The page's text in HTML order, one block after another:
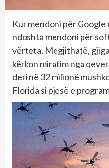
Kur mendoni për Google
ndoshta mendoni për
vërteta. Megjithatë,
kërkon miratim nga
deri në 32 milionë
Florida si pjesë e